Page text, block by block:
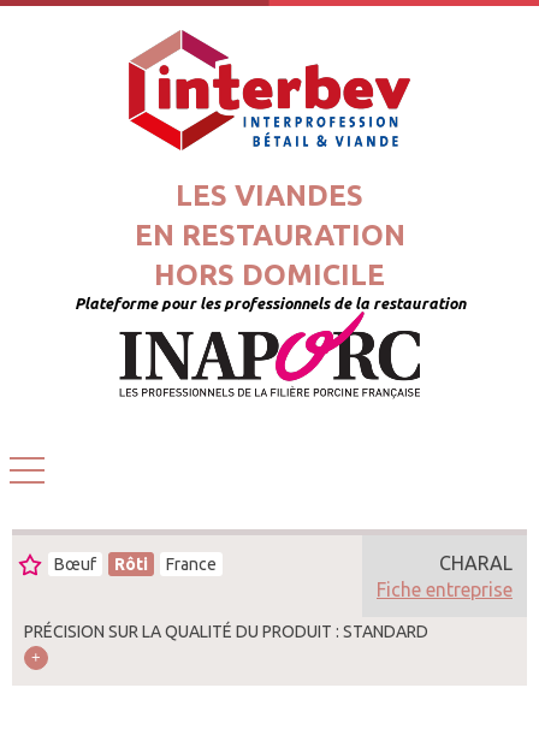
LES VIANDES
EN RESTAURATION
HORS DOMICILE
Plateforme pour les professionnels de la restauration
Bœuf Rôti France
PRÉCISION SUR LA QUALITÉ DU PRODUIT : STANDARD
CHARAL
Fiche entreprise